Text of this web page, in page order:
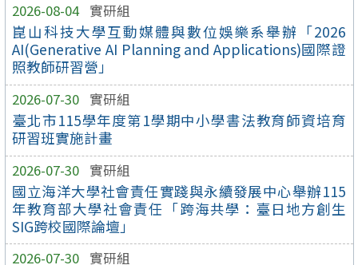
2026-08-04 實研組
崑山科技大學互動媒體與數位娛樂系舉辦「2026
AI(Generative AI Planning and Applications)國際證
照教師研習營」
2026-07-30 實研組
臺北市115學年度第1學期中小學書法教育師資培育
研習班實施計畫
2026-07-30 實研組
國立海洋大學社會責任實踐與永續發展中心舉辦115
年教育部大學社會責任「跨海共學：臺日地方創生
SIG跨校國際論壇」
2026-07-30 實研組